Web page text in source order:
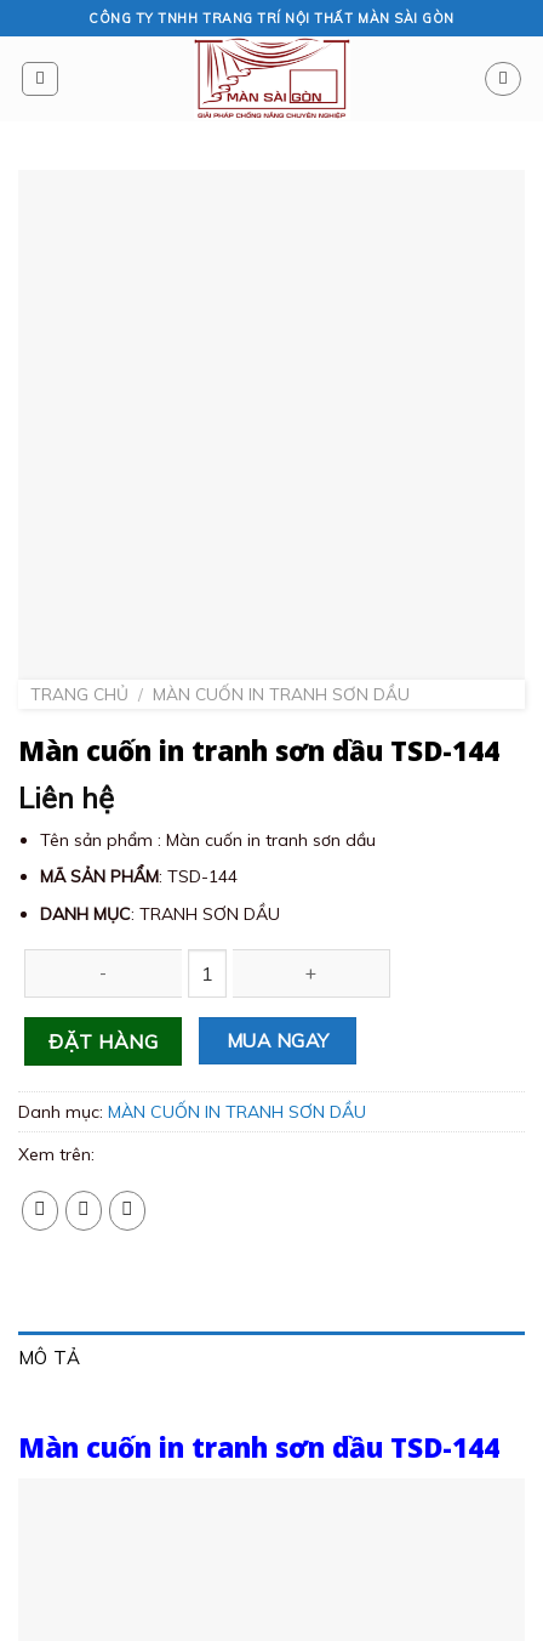
to
content
CÔNG TY TNHH TRANG TRÍ NỘI THẤT MÀN SÀI GÒN
TRANG CHỦ / MÀN CUỐN IN TRANH SƠN DẦU
Màn cuốn in tranh sơn dầu TSD-144
Liên hệ
Tên sản phẩm : Màn cuốn in tranh sơn dầu
MÃ SẢN PHẨM: TSD-144
DANH MỤC: TRANH SƠN DẦU
ĐẶT HÀNG MUA NGAY
Danh mục: MÀN CUỐN IN TRANH SƠN DẦU
Xem trên:
MÔ TẢ
Màn cuốn in tranh sơn dầu TSD-144